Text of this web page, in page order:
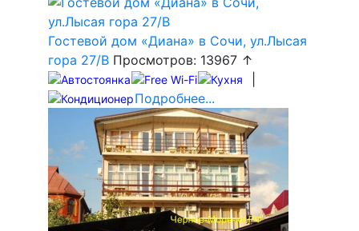
Гостевой дом «Диана» в Сочи, ул.Лысая
гора 27/В Просмотров: 13967 ↑
Подробнее...